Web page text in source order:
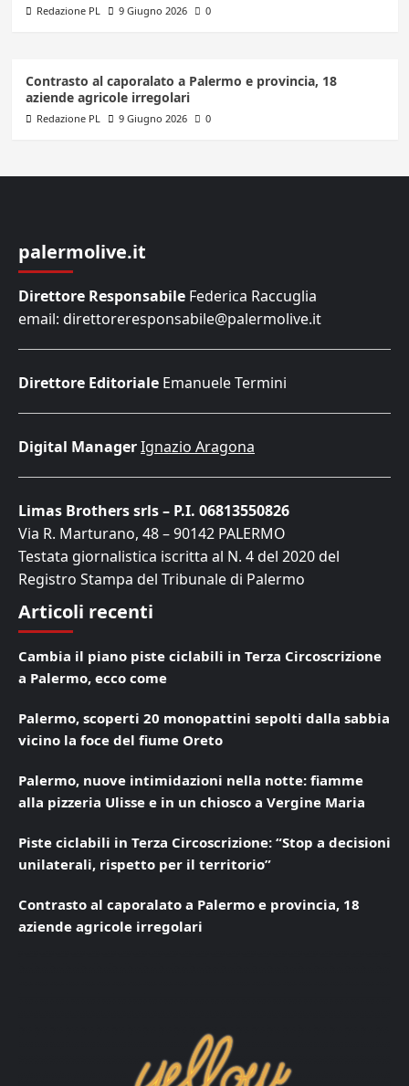
Redazione PL 9 Giugno 2026 0
Contrasto al caporalato a Palermo e provincia, 18
aziende agricole irregolari
Redazione PL 9 Giugno 2026 0
palermolive.it
Direttore Responsabile Federica Raccuglia
email: direttoreresponsabile@palermolive.it
Direttore Editoriale Emanuele Termini
Digital ManagerIgnazio Aragona
Limas Brothers srls – P.I. 06813550826
Via R. Marturano, 48 – 90142 PALERMO
Testata giornalistica iscritta al N. 4 del 2020 del
Registro Stampa del Tribunale di Palermo
Articoli recenti
Cambia il piano piste ciclabili in Terza Circoscrizione
a Palermo, ecco come
Palermo, scoperti 20 monopattini sepolti dalla sabbia
vicino la foce del fiume Oreto
Palermo, nuove intimidazioni nella notte: fiamme
alla pizzeria Ulisse e in un chiosco a Vergine Maria
Piste ciclabili in Terza Circoscrizione: “Stop a decisioni
unilaterali, rispetto per il territorio”
Contrasto al caporalato a Palermo e provincia, 18
aziende agricole irregolari